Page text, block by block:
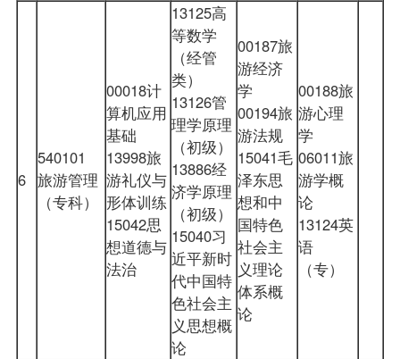
6
540101
旅游管理
（专科）
00018计
算机应用
基础
13998旅
游礼仪与
形体训练
15042思
想道德与
法治
13125高
等数学
（经管
类）
13126管
理学原理
（初级）
13886经
济学原理
（初级）
15040习
近平新时
代中国特
色社会主
义思想概
论
00187旅
游经济
学
00194旅
游法规
15041毛
泽东思
想和中
国特色
社会主
义理论
体系概
论
00188旅
游心理
学
06011旅
游学概
论
13124英
语
（专）